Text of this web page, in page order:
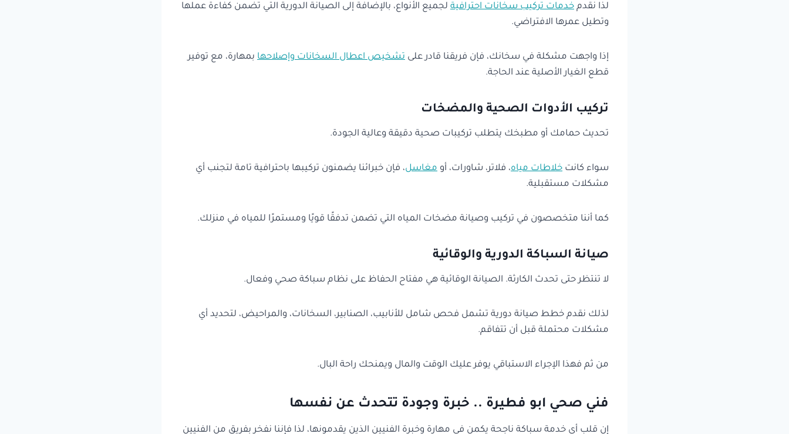
لذا نقدم خدمات تركيب سخانات احترافية لجميع الأنواع، بالإضافة إلى الصيانة الدورية التي تضمن كفاءة عملها
وتطيل عمرها الافتراضي.
إذا واجهت مشكلة في سخانك، فإن فريقنا قادر على تشخيص اعطال السخانات وإصلاحها بمهارة، مع توفير
قطع الغيار الأصلية عند الحاجة.
تركيب الأدوات الصحية والمضخات
تحديث حمامك أو مطبخك يتطلب تركيبات صحية دقيقة وعالية الجودة.
سواء كانت خلاطات مياه، فلاتر، شاورات، أو مغاسل، فإن خبرائنا يضمنون تركيبها باحترافية تامة لتجنب أي
مشكلات مستقبلية.
كما أننا متخصصون في تركيب وصيانة مضخات المياه التي تضمن تدفقًا قويًا ومستمرًا للمياه في منزلك.
صيانة السباكة الدورية والوقائية
لا تنتظر حتى تحدث الكارثة. الصيانة الوقائية هي مفتاح الحفاظ على نظام سباكة صحي وفعال.
لذلك نقدم خطط صيانة دورية تشمل فحص شامل للأنابيب، الصنابير، السخانات، والمراحيض، لتحديد أي
مشكلات محتملة قبل أن تتفاقم.
من ثم فهذا الإجراء الاستباقي يوفر عليك الوقت والمال ويمنحك راحة البال.
فني صحي ابو فطيرة .. خبرة وجودة تتحدث عن نفسها
إن قلب أي خدمة سباكة ناجحة يكمن في مهارة وخبرة الفنيين الذين يقدمونها، لذا فإننا نفخر بفريق من الفنيين